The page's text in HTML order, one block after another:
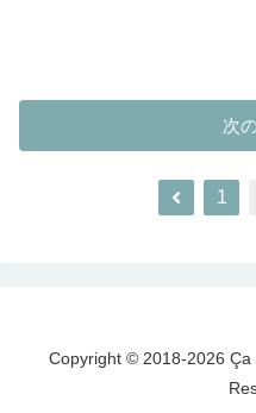
次
前
1
Copyright © 2018-2026 Ça